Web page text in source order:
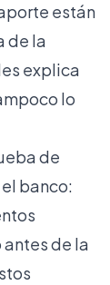
están
de la
explica
lo
de
banco:
antes de la